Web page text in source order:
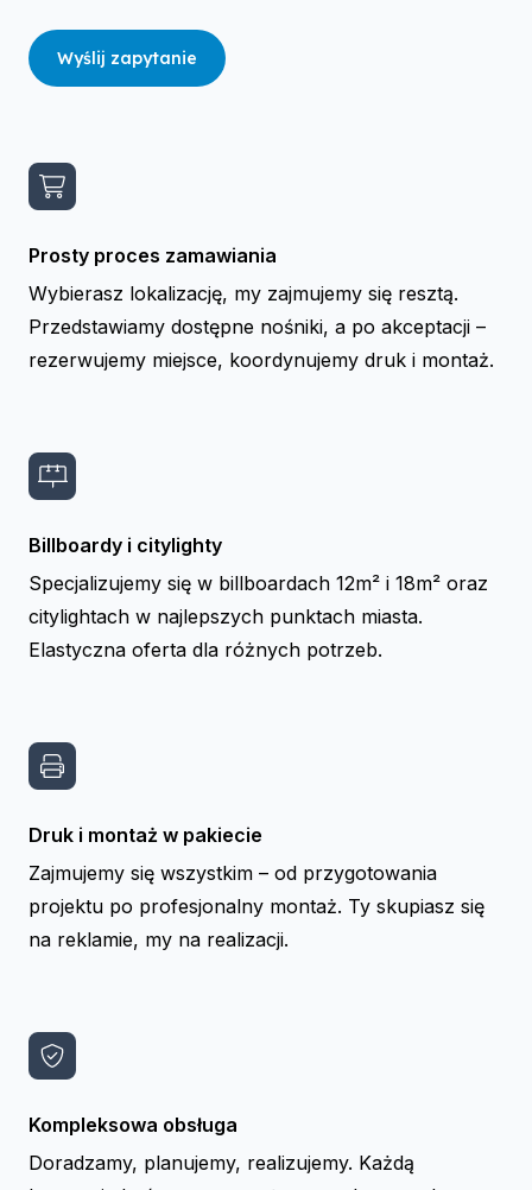
Wyślij zapytanie
Prosty proces zamawiania
Wybierasz lokalizację, my zajmujemy się resztą.
Przedstawiamy dostępne nośniki, a po akceptacji –
rezerwujemy miejsce, koordynujemy druk i montaż.
Billboardy i citylighty
Specjalizujemy się w billboardach 12m² i 18m² oraz
citylightach w najlepszych punktach miasta.
Elastyczna oferta dla różnych potrzeb.
Druk i montaż w pakiecie
Zajmujemy się wszystkim – od przygotowania
projektu po profesjonalny montaż. Ty skupiasz się
na reklamie, my na realizacji.
Kompleksowa obsługa
Doradzamy, planujemy, realizujemy. Każdą